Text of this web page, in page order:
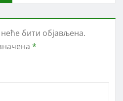
бити објављена.
*